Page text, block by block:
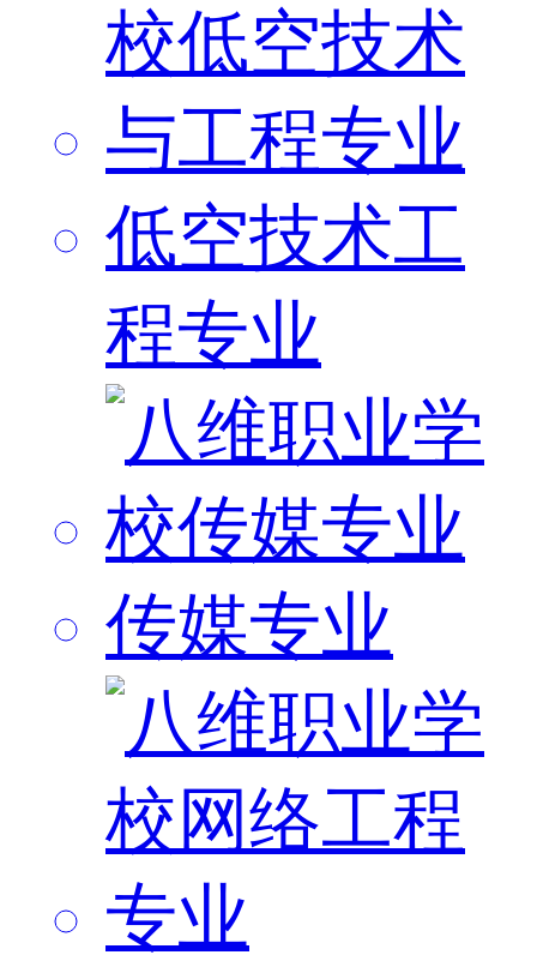
低空技术工
程专业
传媒专业